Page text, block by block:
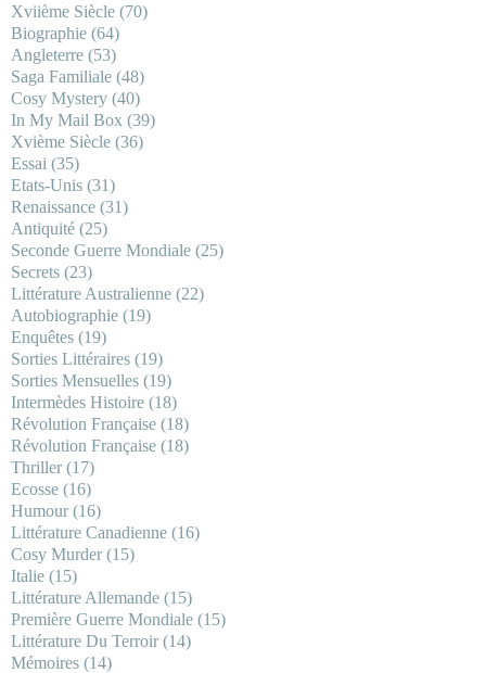
Xviième Siècle (70)
Biographie (64)
Angleterre (53)
Saga Familiale (48)
Cosy Mystery (40)
In My Mail Box (39)
Xvième Siècle (36)
Essai (35)
Etats-Unis (31)
Renaissance (31)
Antiquité (25)
Seconde Guerre Mondiale (25)
Secrets (23)
Littérature Australienne (22)
Autobiographie (19)
Enquêtes (19)
Sorties Littéraires (19)
Sorties Mensuelles (19)
Intermèdes Histoire (18)
Révolution Française (18)
Révolution Française (18)
Thriller(17)
Ecosse (16)
Humour(16)
Littérature Canadienne (16)
Cosy Murder(15)
Italie (15)
Littérature Allemande (15)
Première Guerre Mondiale (15)
Littérature Du Terroir(14)
Mémoires (14)